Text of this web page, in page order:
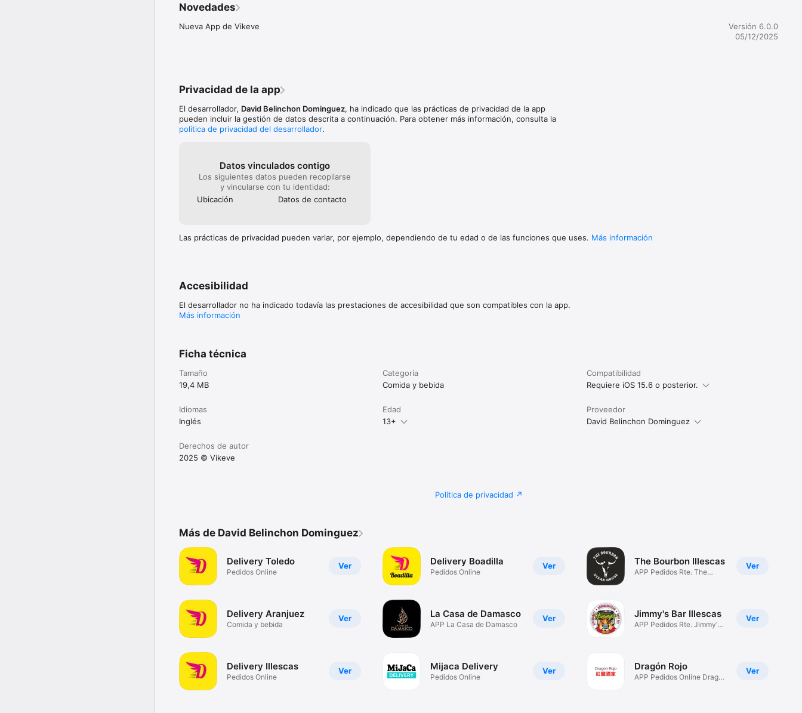
Novedades
Nueva App de Vikeve
Versión 6.0.0
05/12/2025
Privacidad de la app
El desarrollador, David Belinchon Dominguez, ha indicado que las prácticas de privacidad de la app
pueden incluir la gestión de datos descrita a continuación. Para obtener más información, consulta la
política de privacidad del desarrollador.
Datos vinculados contigo
Los siguientes datos pueden recopilarse
y vincularse con tu identidad:
Ubicación
Datos de contacto
Las prácticas de privacidad pueden variar, por ejemplo, dependiendo de tu edad o de las funciones que uses. Más información
Accesibilidad
El desarrollador no ha indicado todavía las prestaciones de accesibilidad que son compatibles con la app.
Más información
Ficha técnica
Tamaño
19,4 MB
Categoría
Comida y bebida
Compatibilidad
Requiere iOS 15.6 o posterior.
Idiomas
Inglés
Edad
13+
Proveedor
David Belinchon Dominguez
Derechos de autor
2025 © Vikeve
Política de privacidad
Más de David Belinchon Dominguez
Ver
Delivery Toledo
Pedidos Online
Ver
Delivery Aranjuez
Comida y bebida
Ver
Delivery Illescas
Pedidos Online
Ver
Delivery Boadilla
Pedidos Online
Ver
La Casa de Damasco
APP La Casa de Damasco
Ver
Mijaca Delivery
Pedidos Online
Ver
The Bourbon Illescas
APP Pedidos Rte. The
Ver
Jimmy's Bar Illescas
APP Pedidos Rte. Jimmy's
Ver
Dragón Rojo
APP Pedidos Online Dragón